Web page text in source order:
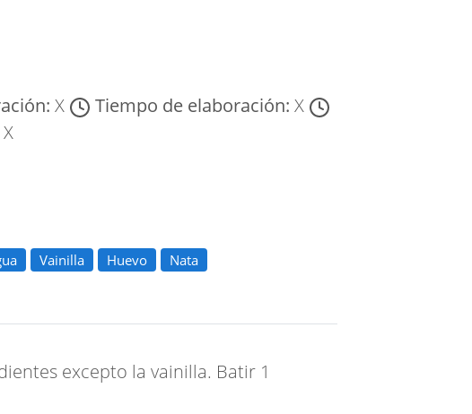
X Tiempo de elaboración: X
X
Vainilla Huevo Nata
excepto la vainilla. Batir 1